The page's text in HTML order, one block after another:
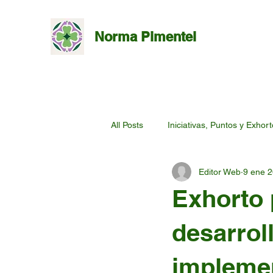
Norma Pimentel
All Posts Iniciativas, Puntos y
Exhorto
Editor Web 9 ene